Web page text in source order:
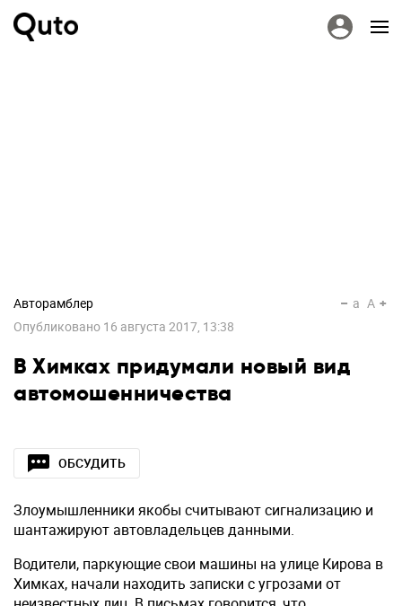
Авторамблер
Опубликовано 16 августа 2017, 13:38
a A
В Химках придумали новый вид
автомошенничества
ОБСУДИТЬ
Злоумышленники якобы считывают сигнализацию и
шантажируют автовладельцев данными.
Водители, паркующие свои машины на улице Кирова в
Химках, начали находить записки с угрозами от